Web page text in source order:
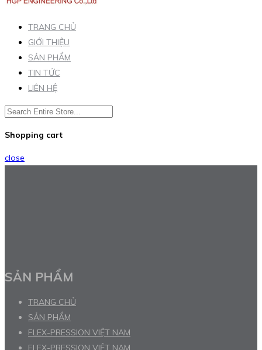
TRANG CHỦ
GIỚI THIỆU
SẢN PHẨM
TIN TỨC
LIÊN HỆ
Shopping cart
close
SẢN PHẨM
TRANG CHỦ
SẢN PHẨM
FLEX-PRESSION VIỆT NAM
FLEX-PRESSION VIỆT NAM